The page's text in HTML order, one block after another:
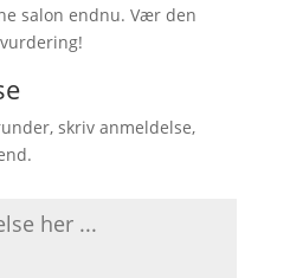
salon endnu. Vær den
skriv anmeldelse,